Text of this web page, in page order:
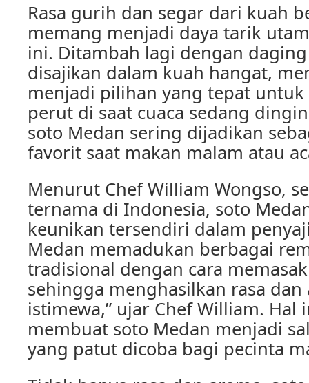
Rasa gurih dan segar dari kuah
memang menjadi daya tarik
ini. Ditambah lagi dengan
disajikan dalam kuah hangat,
menjadi pilihan yang tepat
perut di saat cuaca sedang
soto Medan sering dijadikan
favorit saat makan malam atau
Menurut Chef William Wongso,
ternama di Indonesia, soto
keunikan tersendiri dalam
Medan memadukan berbagai
tradisional dengan cara
sehingga menghasilkan rasa
istimewa,” ujar Chef William. Hal
membuat soto Medan menjadi
yang patut dicoba bagi pecinta